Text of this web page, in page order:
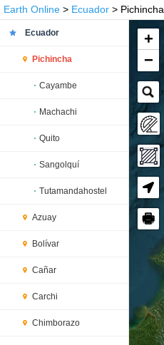
Earth Online > Ecuador > Pichincha
Ecuador
Pichincha
Cayambe
Machachi
Quito
Sangolquí
Tutamandahostel
Azuay
Bolívar
Cañar
Carchi
Chimborazo
+
−
🖶